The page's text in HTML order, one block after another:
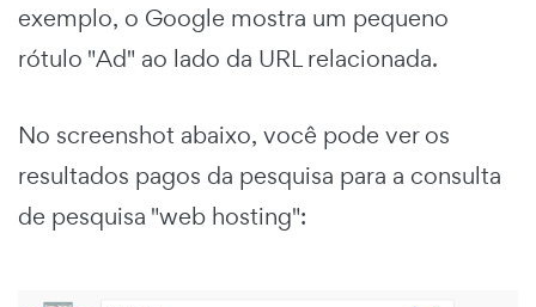
exemplo, o Google mostra um pequeno
rótulo "Ad" ao lado da URL relacionada.
No screenshot abaixo, você pode ver os
resultados pagos da pesquisa para a consulta
de pesquisa "web hosting":